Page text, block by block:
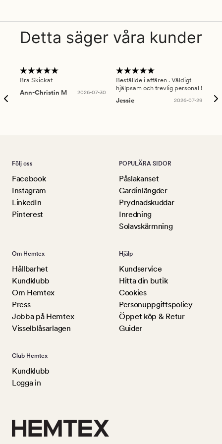
Detta säger våra kunder
Bra Skickat
Ann-Christin M
2026-07-30
Beställde i affären . Väldigt
hjälpsam och trevlig personal !
Jessie
2026-07-29
Följ oss
Facebook
Instagram
LinkedIn
Pinterest
POPULÄRA SIDOR
Påslakanset
Gardinlängder
Prydnadskuddar
Inredning
Solavskärmning
Om Hemtex
Hållbarhet
Kundklubb
Om Hemtex
Press
Jobba på Hemtex
Visselblåsarlagen
Hjälp
Kundservice
Hitta din butik
Cookies
Personuppgiftspolicy
Öppet köp & Retur
Guider
Club Hemtex
Kundklubb
Logga in